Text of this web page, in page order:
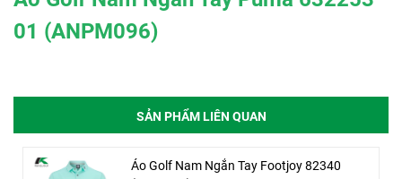
01 (ANPM096)
SẢN PHẨM LIÊN QUAN
Áo Golf Nam Ngắn Tay Footjoy 82340